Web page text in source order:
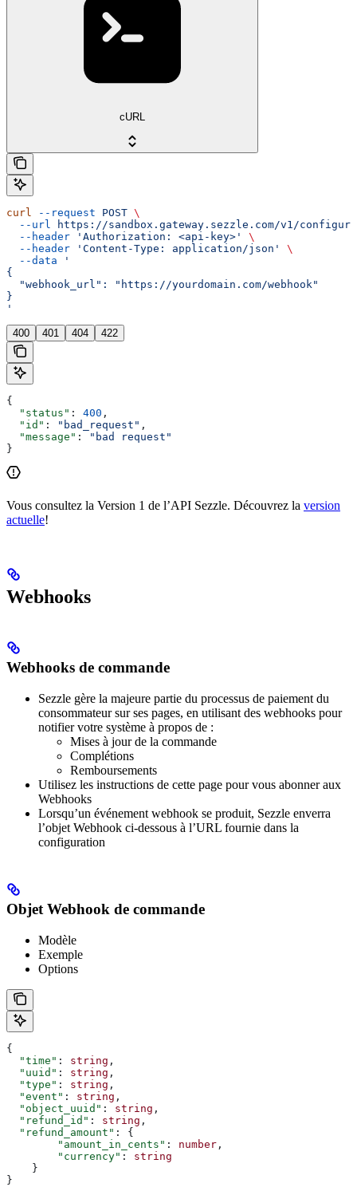
cURL
curl --request POST \
  --url
https://sandbox.gateway.sezzle.com/v1/
  --header
'Authorization: <api-key>'
\
  --header
'Content-Type: application/json'
\
  --data
'
{
  "webhook_url": "https://yourdomain.com/webhook"
}
'
400 401 404 422
{
  "status"
: 400 ,
  "id"
: "bad_request" ,
  "message"
:
"bad request"
}
Vous consultez la Version 1 de l’API Sezzle. Découvrez la version
actuelle!
Webhooks
Webhooks de commande
Sezzle gère la majeure partie du processus de paiement du
consommateur sur ses pages, en utilisant des webhooks pour
notifier votre système à propos de :
Mises à jour de la commande
Complétions
Remboursements
Utilisez les instructions de cette page pour vous abonner aux
Webhooks
Lorsqu’un événement webhook se produit, Sezzle enverra
l’objet Webhook ci-dessous à l’URL fournie dans la
configuration
Objet Webhook de commande
Modèle
Exemple
Options
{
  "time"
: string ,
  "uuid"
: string ,
  "type"
: string ,
  "event"
: string ,
  "object_uuid"
: string ,
  "refund_id"
: string ,
  "refund_amount"
: {
        "amount_in_cents"
: number ,
        "currency"
: string
    }
}